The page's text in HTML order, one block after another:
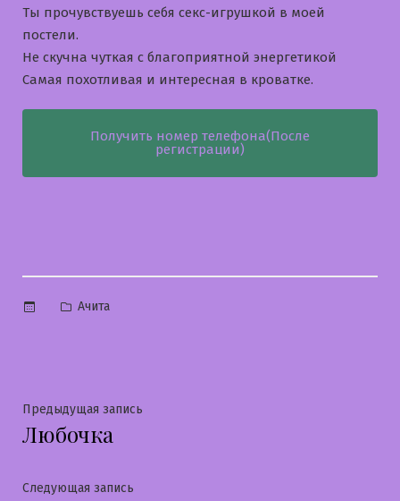
Ты прочувствуешь себя секс-игрушкой в моей
постели.
Не скучна чуткая с благоприятной энергетикой
Самая похотливая и интересная в кроватке.
Получить номер телефона(После
регистрации)
Опубликовано
Ачита
Навигация
по
записям
Предыдущая запись
Любочка
Следующая запись